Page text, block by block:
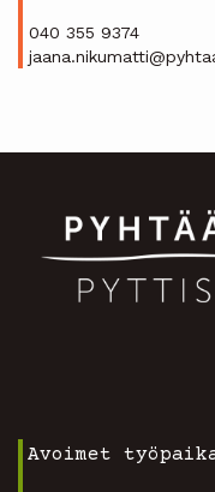
040 355 9374
Avoimet